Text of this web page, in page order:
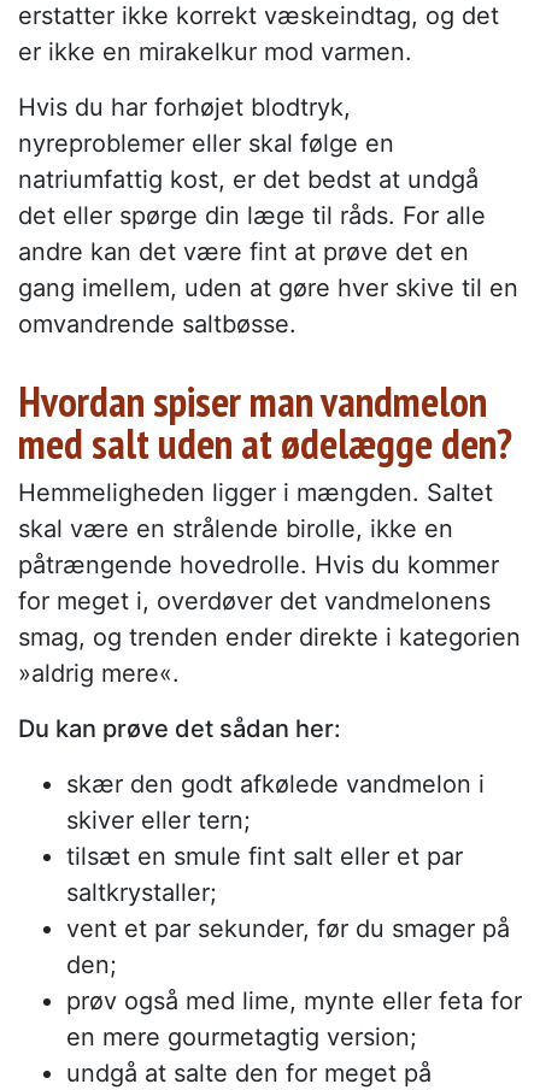
erstatter ikke korrekt væskeindtag, og det
er ikke en mirakelkur mod varmen.
Hvis du har forhøjet blodtryk,
nyreproblemer eller skal følge en
natriumfattig kost, er det bedst at undgå
det eller spørge din læge til råds. For alle
andre kan det være fint at prøve det en
gang imellem, uden at gøre hver skive til en
omvandrende saltbøsse.
Hvordan spiser man vandmelon
med salt uden at ødelægge den?
Hemmeligheden ligger i mængden. Saltet
skal være en strålende birolle, ikke en
påtrængende hovedrolle. Hvis du kommer
for meget i, overdøver det vandmelonens
smag, og trenden ender direkte i kategorien
»aldrig mere«.
Du kan prøve det sådan her:
skær den godt afkølede vandmelon i
skiver eller tern;
tilsæt en smule fint salt eller et par
saltkrystaller;
vent et par sekunder, før du smager på
den;
prøv også med lime, mynte eller feta for
en mere gourmetagtig version;
undgå at salte den for meget på